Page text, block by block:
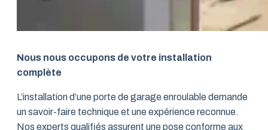
Nous nous occupons de votre installation
complète
L’installation d’une porte de garage enroulable demande
un savoir-faire technique et une expérience reconnue.
Nos experts qualifiés assurent une pose conforme aux